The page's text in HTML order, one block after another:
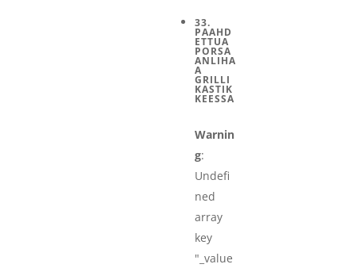
33.
PAAHD
ETTUA
PORSA
ANLIHA
A
GRILLI
KASTIK
KEESSA
Warnin
g:
Undefi
ned
array
key
"_value